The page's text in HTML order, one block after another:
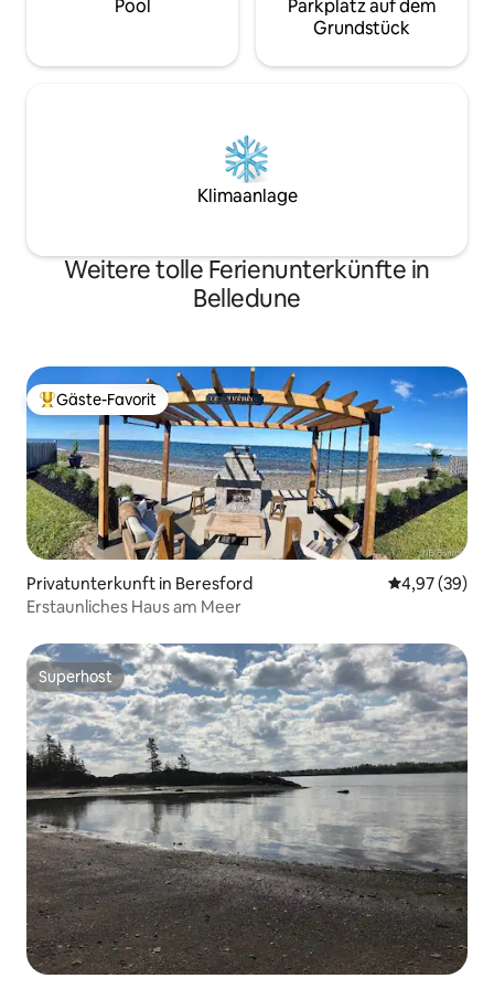
Pool
Parkplatz auf dem
Grundstück
Klimaanlage
Weitere tolle Ferienunterkünfte in
Belledune
Beliebter Gäste-Favorit.
Gäste-Favorit
Privatunterkunft in Beresford
4,97 (39)
Erstaunliches Haus am Meer
Superhost
Superhost